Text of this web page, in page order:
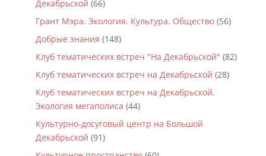
Декабрьской (66)
Грант Мэра. Экология. Культура. Общество(56)
Добрые знания (148)
Клуб тематических встреч "На Декабрьской" (82)
Клуб тематических встреч на Декабрьской (28)
Клуб тематических встреч на Декабрьской.
Экология мегаполиса (44)
Культурно-досуговый центр на Большой
Декабрьской (91)